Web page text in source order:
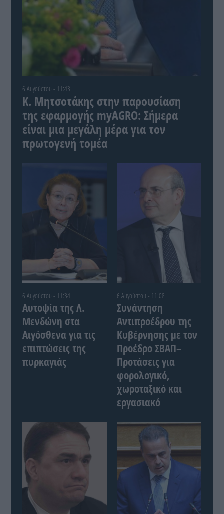
6 Αυγούστου - 11:43
Κ. Μητσοτάκης στην παρουσίαση
της εφαρμογής myAGRO: Σήμερα
είναι μια μεγάλη μέρα για τον
πρωτογενή τομέα
6 Αυγούστου - 11:34
Αυτοψία της Λ.
Μενδώνη στα
Αιγόσθενα για τις
επιπτώσεις της
πυρκαγιάς
6 Αυγούστου - 11:08
Συνάντηση
Αντιπροέδρου της
Κυβέρνησης με τον
Προέδρο ΣΒΑΠ–
Προτάσεις για
φορολογικό,
χωροταξικό και
εργασιακό